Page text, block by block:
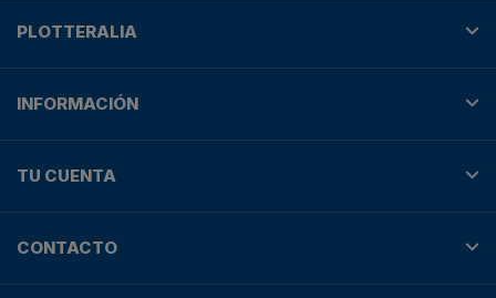
PLOTTERALIA
INFORMACIÓN
TU CUENTA
CONTACTO